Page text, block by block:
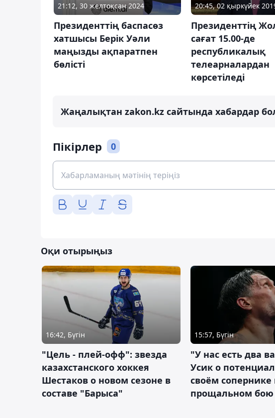
21:12, 30 желтоқсан 2024
Президенттің баспасөз
хатшысы Берік Уәли
маңызды ақпаратпен
бөлісті
20:45, 02 қыркүйек
Президенттің
сағат 15.00-де
республикалық
телеарналардан
көрсетіледі
Жаңалықтан zakon.kz сайтында хабардар
Пікірлер 0
Оқи отырыңыз
16:42, Бүгін
"Цель - плей-офф": звезда
казахстанского хоккея
Шестаков о новом сезоне в
составе "Барыса"
15:57, Бүгін
"У нас есть два
Усик о
своём сопернике
прощальном бою